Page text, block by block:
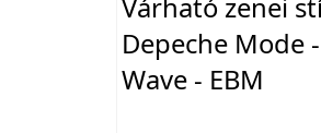
Várható zenei
Depeche Mode
Wave - EBM